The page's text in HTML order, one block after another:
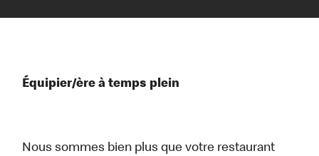
Équipier/ère à temps plein
Nous sommes bien plus que votre restaurant